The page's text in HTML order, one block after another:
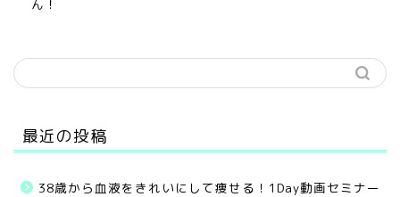
ん！
最近の投稿
38歳から血液をきれいにして痩せる！1Day動画セミナー